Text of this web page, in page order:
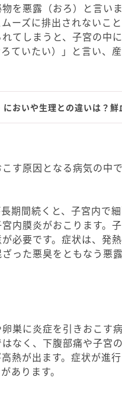
を悪露（おろ）と言い
ーズに排出されないこ
てしまうと、子宮の中
ていたい）」と言い、
おいや生理との違いは？
す原因となる病気の中
期間続くと、子宮内で細
内膜炎がおこります。
必要です。症状は、発
った悪臭をともなう悪
巣に炎症を引きおこす病
なく、下腹部痛や子宮
熱が出ます。症状が進
あります。